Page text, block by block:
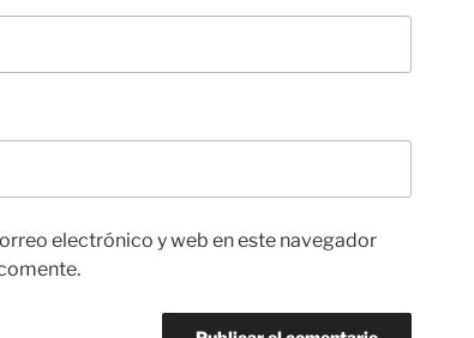
electrónico y web en este navegador